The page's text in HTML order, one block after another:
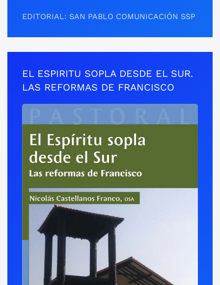
EDITORIAL: SAN PABLO COMUNICACIÓN SSP
EL ESPIRITU SOPLA DESDE EL SUR.
LAS REFORMAS DE FRANCISCO